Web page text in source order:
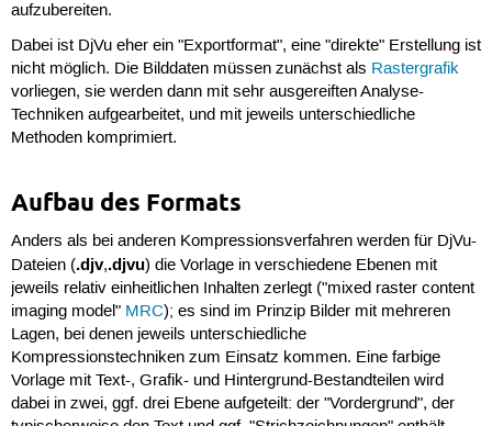
aufzubereiten.
Dabei ist DjVu eher ein "Exportformat", eine "direkte" Erstellung ist
nicht möglich. Die Bilddaten müssen zunächst als Rastergrafik
vorliegen, sie werden dann mit sehr ausgereiften Analyse-
Techniken aufgearbeitet, und mit jeweils unterschiedliche
Methoden komprimiert.
Aufbau des Formats
Anders als bei anderen Kompressionsverfahren werden für DjVu-
Dateien (.djv,.djvu) die Vorlage in verschiedene Ebenen mit
jeweils relativ einheitlichen Inhalten zerlegt ("mixed raster content
imaging model" MRC); es sind im Prinzip Bilder mit mehreren
Lagen, bei denen jeweils unterschiedliche
Kompressionstechniken zum Einsatz kommen. Eine farbige
Vorlage mit Text-, Grafik- und Hintergrund-Bestandteilen wird
dabei in zwei, ggf. drei Ebene aufgeteilt: der "Vordergrund", der